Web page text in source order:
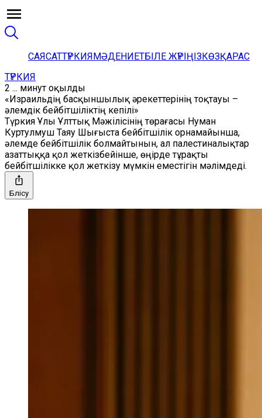
САЯСАТТҮРКИЯМӘДЕНИЕТБІЛЕ ЖҮРІҢІЗКӨЗҚАРАС
ТҮРКИЯ
2 ... минут оқылды
«Израильдің басқыншылық әрекеттерінің тоқтауы –
әлемдік бейбітшіліктің кепілі»
Түркия Ұлы Ұлттық Мәжілісінің төрағасы Нуман
Куртулмуш Таяу Шығыста бейбітшілік орнамайынша,
әлемде бейбітшілік болмайтынын, ал палестиналықтар
азаттыққа қол жеткізбейінше, өңірде тұрақты
бейбітшілікке қол жеткізу мүмкін еместігін мәлімдеді.
Бөлісу